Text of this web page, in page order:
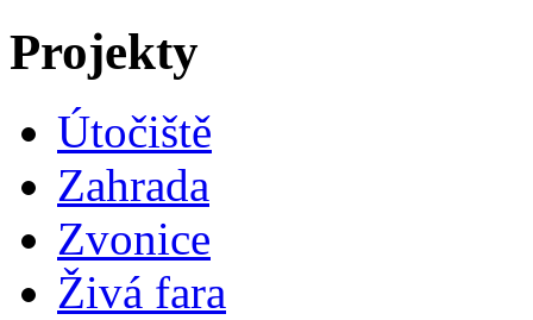
Projekty
Útočiště
Zahrada
Zvonice
Živá fara